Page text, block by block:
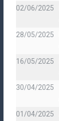
02/06/2025
28/05/2025
16/05/2025
30/04/2025
01/04/2025